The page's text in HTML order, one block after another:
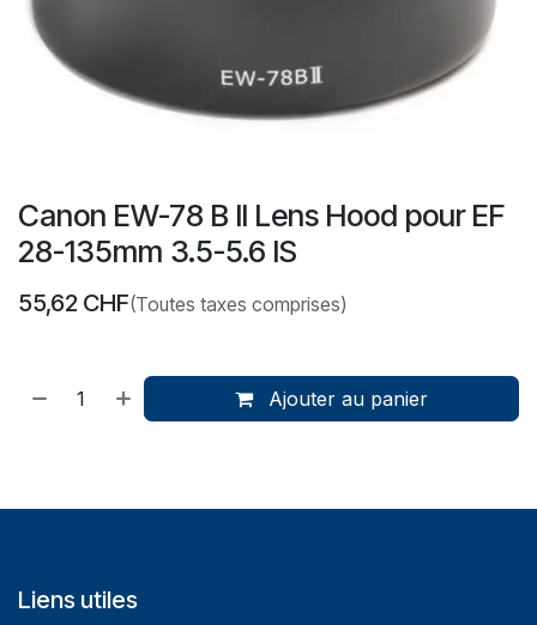
Canon EW-78 B II Lens Hood pour EF
28-135mm 3.5-5.6 IS
55,62 CHF(Toutes taxes comprises)
Ajouter au panier
Liens utiles